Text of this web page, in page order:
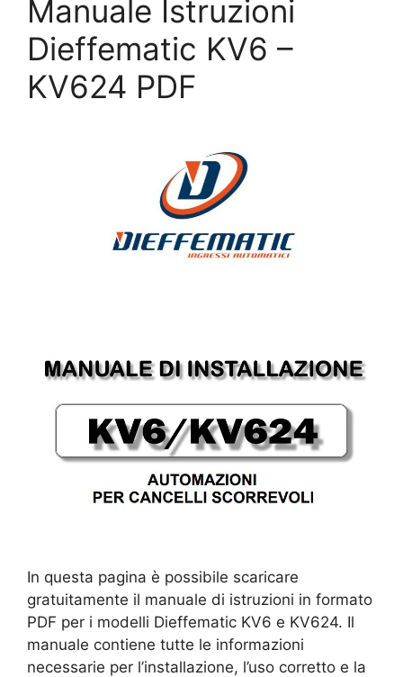
Manuale Istruzioni
Dieffematic KV6 –
KV624 PDF
In questa pagina è possibile scaricare
gratuitamente il manuale di istruzioni in formato
PDF per i modelli Dieffematic KV6 e KV624. Il
manuale contiene tutte le informazioni
necessarie per l’installazione, l’uso corretto e la